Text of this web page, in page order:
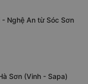
Nghệ An từ Sóc Sơn
Sơn (Vinh - Sapa)